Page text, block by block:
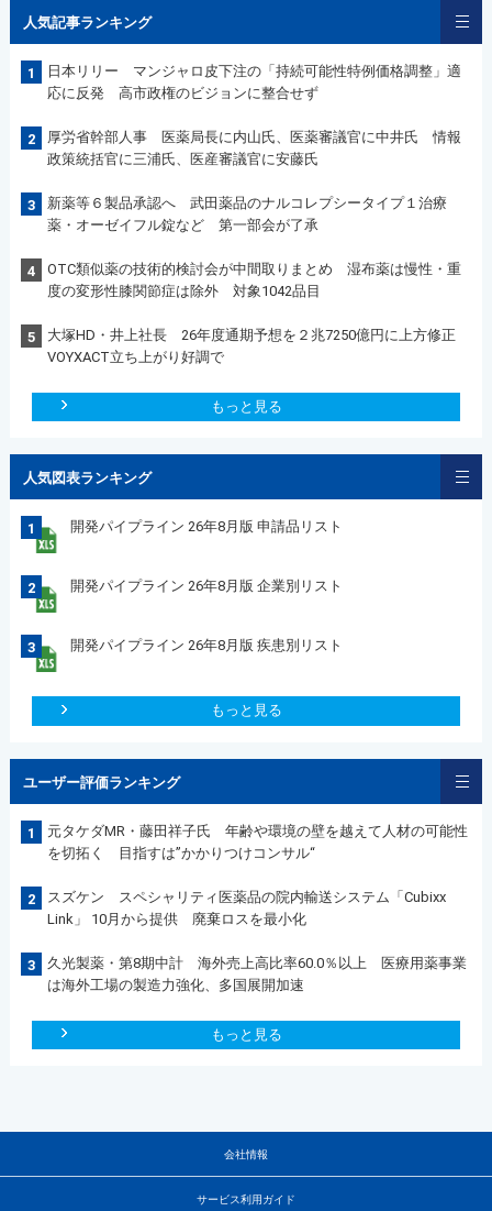
人気記事ランキング
1
日本リリー マンジャロ皮下注の「持続可能性特例価格調整」適
応に反発 高市政権のビジョンに整合せず
2
厚労省幹部人事 医薬局長に内山氏、医薬審議官に中井氏 情報
政策統括官に三浦氏、医産審議官に安藤氏
3
新薬等６製品承認へ 武田薬品のナルコレプシータイプ１治療
薬・オーゼイフル錠など 第一部会が了承
4
OTC類似薬の技術的検討会が中間取りまとめ 湿布薬は慢性・重
度の変形性膝関節症は除外 対象1042品目
5
大塚HD・井上社長 26年度通期予想を２兆7250億円に上方修正
VOYXACT立ち上がり好調で
もっと見る
人気図表ランキング
1 開発パイプライン 26年8月版 申請品リスト
2 開発パイプライン 26年8月版 企業別リスト
3 開発パイプライン 26年8月版 疾患別リスト
もっと見る
ユーザー評価ランキング
1
元タケダMR・藤田祥子氏 年齢や環境の壁を越えて人材の可能性
を切拓く 目指すは”かかりつけコンサル“
2
スズケン スペシャリティ医薬品の院内輸送システム「Cubixx
Link」 10月から提供 廃棄ロスを最小化
3
久光製薬・第8期中計 海外売上高比率60.0％以上 医療用薬事業
は海外工場の製造力強化、多国展開加速
もっと見る
会社情報
サービス利用ガイド